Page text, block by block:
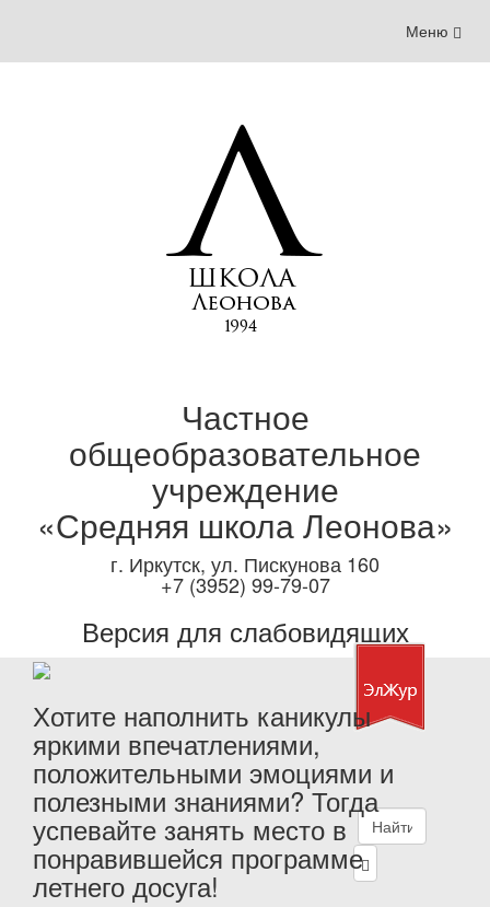
Меню
Меню
Частное
общеобразовательное
учреждение
«Средняя школа Леонова»
г. Иркутск, ул. Пискунова 160
+7 (3952) 99-79-07
Версия для слабовидящих
Хотите наполнить каникулы
яркими впечатлениями,
положительными эмоциями и
полезными знаниями? Тогда
успевайте занять место в
понравившейся программе
летнего досуга!